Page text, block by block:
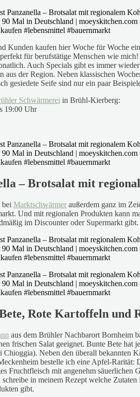
Kunden kaufen hier Woche für Woche
für berufstätige Menschen wie
Auch Specials gibt es immer
aus der Region. Neben klassischen
gesiedete Seife sind nur ein paar
Schwärmerei in Brühl-Kierberg:
19:00 Uhr
– Brotsalat mit
bei Marktschwärmer außerdem ganz im
Und mit regionalen Produkten kann
im Discounter oder Supermarkt gibt.
Rote Kartoffeln und
aus dem Brühler Nachbarort Bornheim
frischen Salat geeignet. Bunte Bete
Chioggia). Neben den überall bekannten
bestelle ich eine Apfel-Rarität:
Fruchtfleisch mit angenehm
in meinem Rezept welche
gibt.